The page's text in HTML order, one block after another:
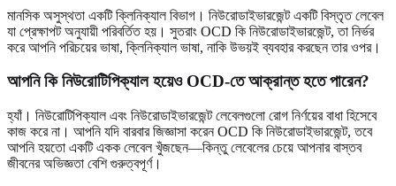
মানসিক অসুস্থতা একটি ক্লিনিক্যাল বিভাগ। নিউরোডাইভারজেন্ট একটি বিস্তৃত লেবেল
যা প্রেক্ষাপট অনুযায়ী পরিবর্তিত হয়। সুতরাং OCD কি নিউরোডাইভারজেন্ট, তা নির্ভর
করে আপনি পরিচয়ের ভাষা, ক্লিনিক্যাল ভাষা, নাকি উভয়ই ব্যবহার করছেন তার ওপর।
আপনি কি নিউরোটিপিক্যাল হয়েও OCD-তে আক্রান্ত হতে পারেন?
হ্যাঁ। নিউরোটিপিক্যাল এবং নিউরোডাইভারজেন্ট লেবেলগুলো রোগ নির্ণয়ের বাধা হিসেবে
কাজ করে না। আপনি যদি বারবার জিজ্ঞাসা করেন OCD কি নিউরোডাইভারজেন্ট, তবে
আপনি হয়তো একটি একক লেবেল খুঁজছেন—কিন্তু লেবেলের চেয়ে আপনার বাস্তব
জীবনের অভিজ্ঞতা বেশি গুরুত্বপূর্ণ।